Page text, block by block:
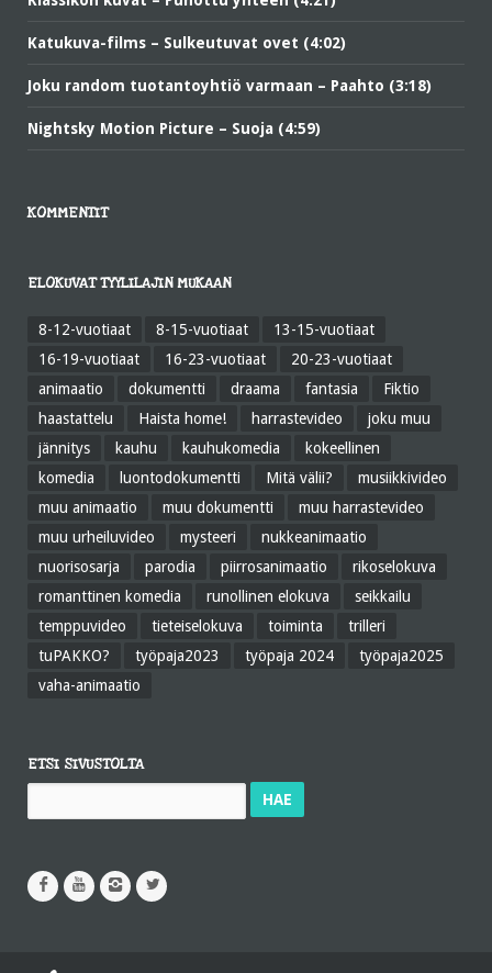
Katukuva-films – Sulkeutuvat ovet (4:02)
Joku random tuotantoyhtiö varmaan – Paahto (3:18)
Nightsky Motion Picture – Suoja (4:59)
KOMMENTIT
ELOKUVAT TYYLILAJIN MUKAAN
8-12-vuotiaat 8-15-vuotiaat
13-15-vuotiaat
16-19-vuotiaat
16-23-vuotiaat
20-23-vuotiaat
animaatio
dokumentti draama fantasia
Fiktio
haastattelu
Haista home! harrastevideo
joku muu
jännitys
kauhu kauhukomedia
kokeellinen
komedia
luontodokumentti Mitä välii?
musiikkivideo
muu animaatio
muu dokumentti
muu harrastevideo
muu urheiluvideo
mysteeri
nukkeanimaatio
nuorisosarja
parodia piirrosanimaatio
rikoselokuva
romanttinen komedia
runollinen elokuva
seikkailu
temppuvideo
tieteiselokuva toiminta
trilleri
tuPAKKO?
työpaja2023 työpaja 2024
työpaja2025
vaha-animaatio
ETSI SIVUSTOLTA